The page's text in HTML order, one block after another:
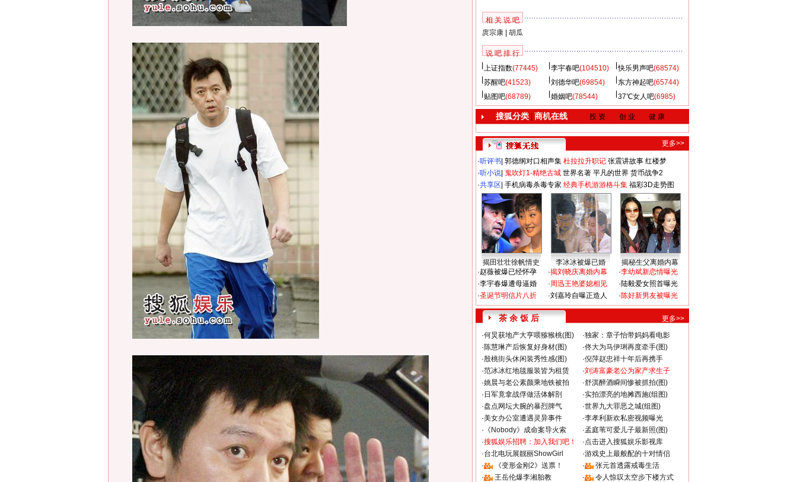
相 关 说 吧
庹宗康| 胡瓜
说 吧 排 行
上证指数(77445) 李宇春吧(104510) 快乐男声吧(68574)
苏醒吧(41523) 刘德华吧(69854) 东方神起吧(65744)
贴图吧(68789) 婚姻吧(78544) 37℃女人吧(6985)
搜狐分类| 商机在线 投 资 创 业 健 康
更多>>
·听评书 郭德纲对口相声集 杜拉拉升职记 张震讲故事 红楼梦
·听小说 鬼吹灯1-精绝古城 世界名著 平凡的世界 货币战争2
·共享区 手机病毒杀毒专家 经典手机游游格斗集 福彩3D走势图
揭田壮壮徐帆情史 李冰冰被爆已婚
揭秘生父离婚内幕
·赵薇被爆已经怀孕
·李宇春爆遭母逼婚
·圣诞节明信片八折
·揭刘晓庆离婚内幕
·周迅王艳婆媳相见
·刘嘉玲自曝正造人
·李幼斌新恋情曝光
·陆毅爱女照首曝光
·陈好新男友被曝光
茶 余 饭 后
更多>>
·何炅获地产大亨喂猕猴桃(图) ·独家：章子怡带妈妈看电影
·陈慧琳产后恢复好身材(图) ·佟大为马伊琍再度牵手(图)
·殷桃街头休闲装秀性感(图) ·倪萍赵忠祥十年后再携手
·范冰冰红地毯服装皆为租赁 ·刘涛富豪老公为家产求生子
·姚晨与老公素颜乘地铁被拍 ·舒淇醉酒瞬间惨被抓拍(图)
· 日军竟拿战俘做活体解剖 ·实拍漂亮的地摊西施(组图)
·盘点网坛大腕的暴烈脾气 ·世界九大罪恶之城(组图)
·美女办公室遭遇灵异事件 ·李孝利新欢私密视频曝光
· 《Nobody》成命案导火索 ·孟庭苇可爱儿子最新照(图)
·搜狐娱乐招聘：加入我们吧！ ·点击进入搜狐娱乐影视库
·台北电玩展靓丽ShowGirl ·游戏史上最般配的十对情侣
·
《变形金刚2》送票！ ·
张元首透露戒毒生活
·
王岳伦爆李湘胎教 · 令人惊叹太空步下楼方式